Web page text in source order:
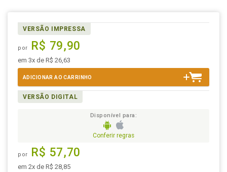
VERSÃO IMPRESSA
por R$ 79,90
em 3x de R$ 26,63
ADICIONAR AO CARRINHO
VERSÃO DIGITAL
Disponível para:
Conferir regras
por R$ 57,70
em 2x de R$ 28,85